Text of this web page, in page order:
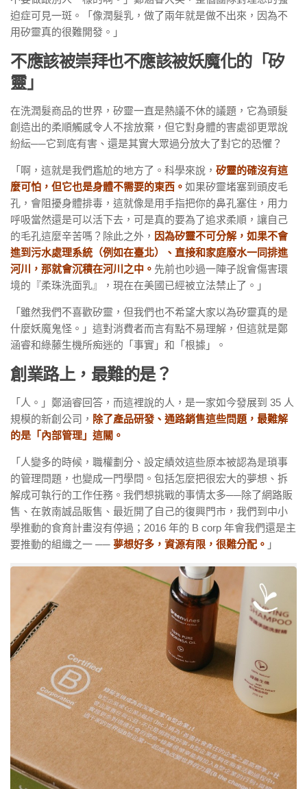
迫症可見一斑。「像潤髮乳，做了兩年就是做不出來，因為不
用矽靈真的很難開發。」
不應該被崇拜也不應該被妖魔化的「矽
靈」
在洗潤髮商品的世界，矽靈一直是熱議不休的議題，它為頭髮
創造出的柔順觸感令人不捨放棄，但它對身體的害處卻更眾說
紛紜──它到底有害、還是其實大眾過分放大了對它的恐懼？
「啊，這就是我們尷尬的地方了。科學來說， 矽靈的確沒有這
麼可怕，但它也是身體不需要的東西。 如果矽靈堵塞到頭皮毛
孔，會阻擾身體排毒，這就像是用手指把你的鼻孔塞住，用力
呼吸當然還是可以活下去，可是真的要為了追求柔順，讓自己
的毛孔這麼辛苦嗎？除此之外， 因為矽靈不可分解，如果不會
進到污水處理系統（例如在臺北）、直接和家庭廢水一同排進
河川，那就會沉積在河川之中。 先前也吵過一陣子說會傷害環
境的『柔珠洗面乳』，現在在美國已經被立法禁止了。」
「雖然我們不喜歡矽靈，但我們也不希望大家以為矽靈真的是
什麼妖魔鬼怪。」這對消費者而言有點不易理解，但這就是鄭
涵睿和綠藤生機所痴迷的「事實」和「根據」。
創業路上，最難的是？
「人。」鄭涵睿回答，而這裡說的人，是一家如今發展到 35 人
規模的新創公司， 除了產品研發、通路銷售這些問題，最難解
的是「內部管理」這關。
「人變多的時候，職權劃分、設定績效這些原本被認為是瑣事
的管理問題，也變成一門學問。包括怎麼把很宏大的夢想、拆
解成可執行的工作任務。我們想挑戰的事情太多──除了網路販
售、在敦南誠品販售、最近開了自己的復興門市，我們到中小
學推動的食育計畫沒有停過；2016 年的 B corp 年會我們還是主
要推動的組織之一 ── 夢想好多，資源有限，很難分配。 」